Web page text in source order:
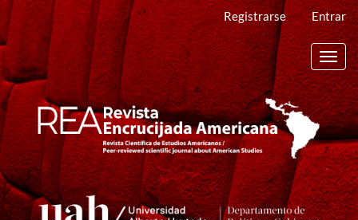
Navegación
principal
Contenido
principal
Barra
lateral
Registrarse Entrar